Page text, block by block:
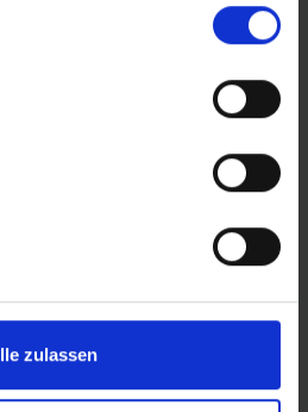
zulassen
om het aanbod te